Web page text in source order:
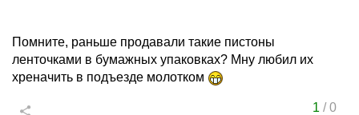
Помните, раньше продавали такие пистоны
ленточками в бумажных упаковках? Мну любил их
хреначить в подъезде молотком
1 /0